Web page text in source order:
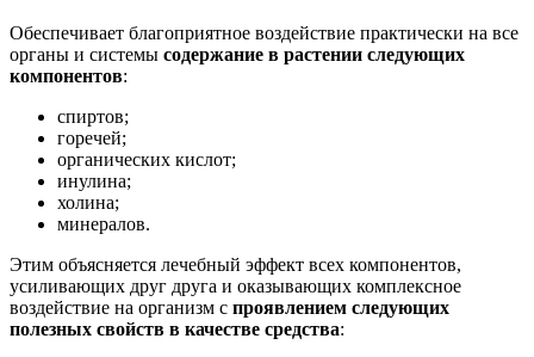
Обеспечивает благоприятное воздействие практически на все
органы и системы содержание в растении следующих
компонентов:
спиртов;
горечей;
органических кислот;
инулина;
холина;
минералов.
Этим объясняется лечебный эффект всех компонентов,
усиливающих друг друга и оказывающих комплексное
воздействие на организм с проявлением следующих
полезных свойств в качестве средства: